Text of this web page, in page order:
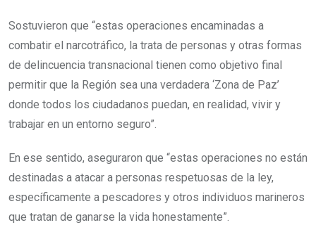
Sostuvieron que “estas operaciones encaminadas a
combatir el narcotráfico, la trata de personas y otras formas
de delincuencia transnacional tienen como objetivo final
permitir que la Región sea una verdadera ‘Zona de Paz’
donde todos los ciudadanos puedan, en realidad, vivir y
trabajar en un entorno seguro”.
En ese sentido, aseguraron que “estas operaciones no están
destinadas a atacar a personas respetuosas de la ley,
específicamente a pescadores y otros individuos marineros
que tratan de ganarse la vida honestamente”.